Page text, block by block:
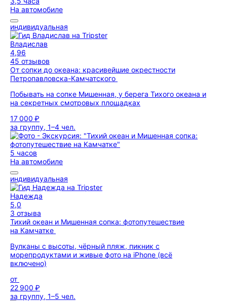
На автомобиле
индивидуальная
Владислав
4,96
45 отзывов
От сопки до океана: красивейшие окрестности
Петропавловска-Камчатского
Побывать на сопке Мишенная, у берега Тихого океана и
на секретных смотровых площадках
17 000 ₽
за группу, 1–4 чел.
5 часов
На автомобиле
индивидуальная
Надежда
5,0
3 отзыва
Тихий океан и Мишенная сопка: фотопутешествие
на Камчатке
Вулканы с высоты, чёрный пляж, пикник с
морепродуктами и живые фото на iPhone (всё
включено)
от
22 900 ₽
за группу, 1–5 чел.